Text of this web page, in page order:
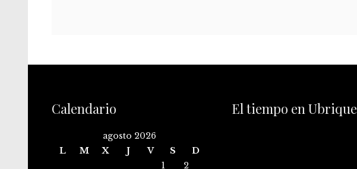
Calendario
agosto 2026
L
M X J V S
D
1
2
El tiempo en Ubrique